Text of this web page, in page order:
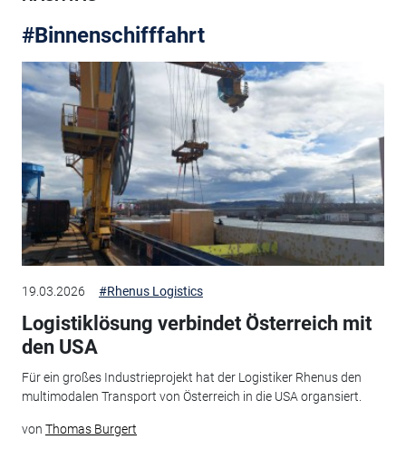
#Binnenschifffahrt
19.03.2026 #Rhenus Logistics
Logistiklösung verbindet Österreich mit
den USA
Für ein großes Industrieprojekt hat der Logistiker Rhenus den
multimodalen Transport von Österreich in die USA organsiert.
von Thomas Burgert